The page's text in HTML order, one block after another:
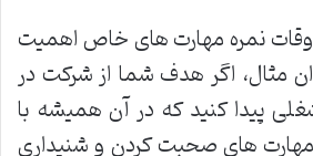
نمره مهارت های خاص اهمیت
مثال، اگر هدف شما از شرکت در
پیدا کنید که در آن همیشه با
های صحبت کردن و شنیداری